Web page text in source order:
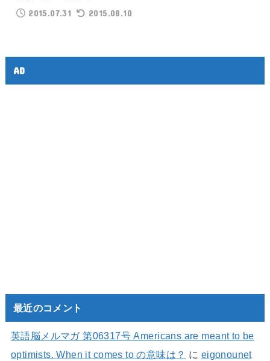
2015.07.31
2015.08.10
AD
最近のコメント
英語脳メルマガ 第06317号 Americans are meant to be
optimists. When it comes to の意味は？ に eigonounet